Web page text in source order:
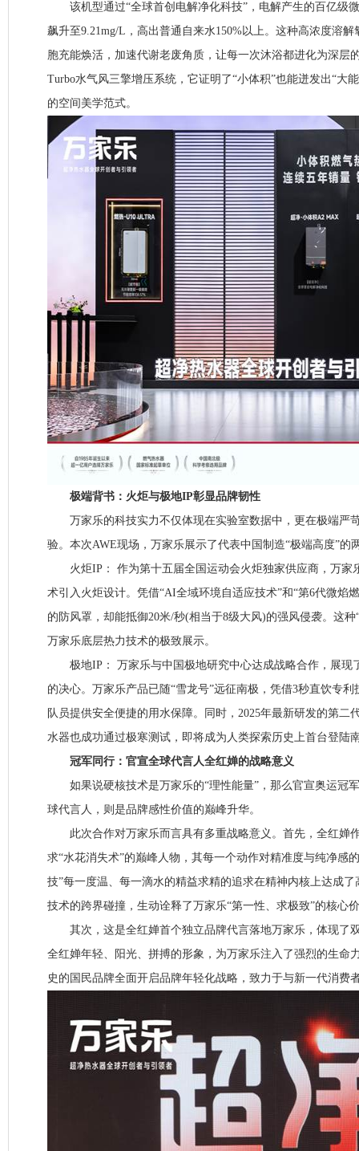
该机型通过“全球首创电解净化科技”，电解产生的百亿级
飙升至9.21mg/L，高出普通自来水150%以上。这种高浓度溶
胞充能焕活，加速代谢老废角质，让每一次沐浴都进化为深层
Turbo水气风三擎增压系统，它证明了“小体积”也能迸发出“大
的空间美学范式。
极端背书：火炬与极地IP彰显品牌韧性
万家乐的科技实力不仅体现在实验室数据中，更在极端严
验。本次AWE现场，万家乐展示了代表中国制造“极端高度”的
火炬IP： 作为第十五届全国运动会火炬独家供应商，万家
术引入火炬设计。凭借“AI全域环境自适应技术”和“第6代微焰
的防风罩，却能抵御20米/秒(相当于8级大风)的强风侵袭。这
万家乐底层热力技术的极致展示。
极地IP： 万家乐与中国极地研究中心达成战略合作，展现
的决心。万家乐产品已随“雪龙号”远征南极，凭借3秒直饮专
队员提供安全便捷的用水保障。同时，2025年最新研发的第二
水器也成功通过极寒测试，即将成为人类探索历史上首台登陆
冠军同行：官宣全球代言人全红婵的战略意义
如果说硬核技术是万家乐的“理性能量”，那么官宣奥运冠
球代言人，则是品牌感性价值的巅峰升华。
此次合作对万家乐而言具有多重战略意义。首先，全红婵
求“水花消失术”的巅峰人物，其每一个动作对精准度与纯净感
技”每一度温、每一滴水的精益求精的追求在精神内核上达成
技术的跨界碰撞，生动诠释了万家乐“第一性、求极致”的核心
其次，这是全红婵首个独立品牌代言落地万家乐，体现了
全红婵年轻、阳光、拼搏的形象，为万家乐注入了强烈的生命
史的国民品牌全面开启品牌年轻化战略，致力于与新一代消费